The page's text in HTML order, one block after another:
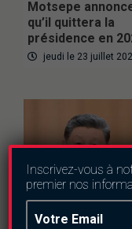
Motsepe
qu’il quittera la
présidence en
jeudi le 23 juillet
Inscrivez-vous à
premier nos